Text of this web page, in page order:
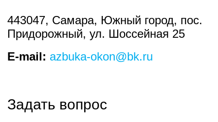
443047, Самара, Южный город, пос.
Придорожный, ул. Шоссейная 25
E-mail: azbuka-okon@bk.ru
Задать вопрос